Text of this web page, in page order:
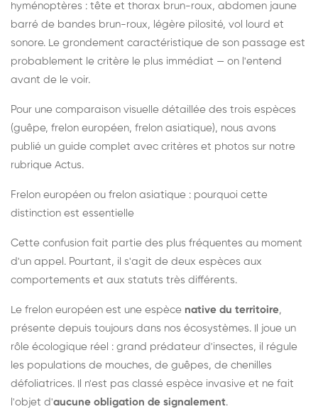
hyménoptères : tête et thorax brun-roux, abdomen jaune
barré de bandes brun-roux, légère pilosité, vol lourd et
sonore. Le grondement caractéristique de son passage est
probablement le critère le plus immédiat — on l'entend
avant de le voir.
Pour une comparaison visuelle détaillée des trois espèces
(guêpe, frelon européen, frelon asiatique), nous avons
publié un guide complet avec critères et photos sur notre
rubrique Actus.
Frelon européen ou frelon asiatique : pourquoi cette
distinction est essentielle
Cette confusion fait partie des plus fréquentes au moment
d'un appel. Pourtant, il s'agit de deux espèces aux
comportements et aux statuts très différents.
Le frelon européen est une espèce native du territoire,
présente depuis toujours dans nos écosystèmes. Il joue un
rôle écologique réel : grand prédateur d'insectes, il régule
les populations de mouches, de guêpes, de chenilles
défoliatrices. Il n'est pas classé espèce invasive et ne fait
l'objet d'aucune obligation de signalement.